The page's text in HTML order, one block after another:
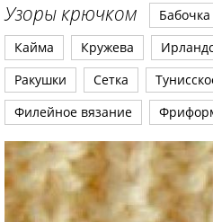
Узоры крючком Бабочка
Кайма
Кружева
Ракушки
Сетка
Филейное вязание